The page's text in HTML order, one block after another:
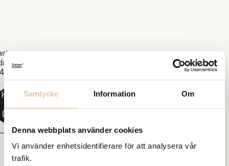
Samtycke Information Om
Denna webbplats använder cookies
Vi använder enhetsidentifierare för att analysera vår
trafik.
05-
Kopiera